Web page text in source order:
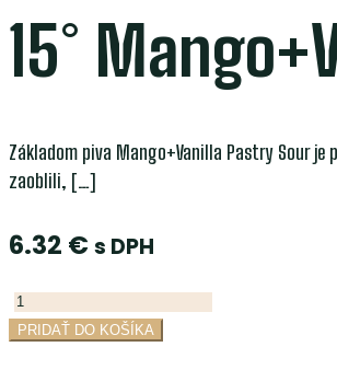
15°
Základom piva Mango+Vanilla Pastry Sour
zaoblili, […]
6.32 € s DPH
množstvo
15°
PRIDAŤ DO KOŠÍKA